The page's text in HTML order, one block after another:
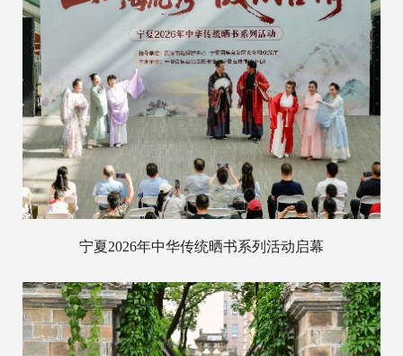
宁夏2026年中华传统晒书系列活动启幕